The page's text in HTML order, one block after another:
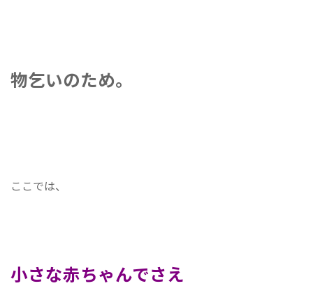
物乞いのため。
ここでは、
小さな赤ちゃんでさえ